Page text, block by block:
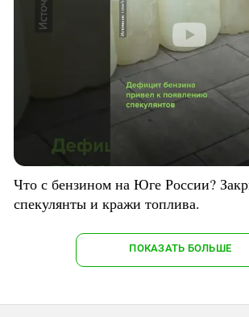
Что с бензином на Юге России?
спекулянты и кражи топлива.
ПОКАЗАТЬ БОЛЬШЕ